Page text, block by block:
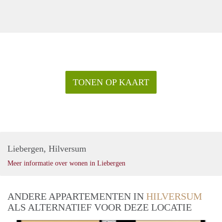
TONEN OP KAART
Liebergen, Hilversum
Meer informatie over wonen in Liebergen
ANDERE APPARTEMENTEN IN HILVERSUM
ALS ALTERNATIEF VOOR DEZE LOCATIE